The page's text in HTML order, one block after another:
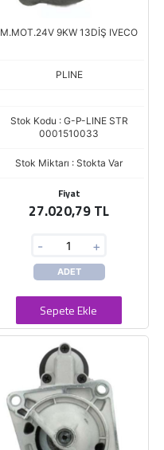
M.MOT.24V 9KW 13DİŞ IVECO
PLINE
Stok Kodu : G-P-LINE STR
0001510033
Stok Miktarı : Stokta Var
Fiyat
27.020,79 TL
- +
ADET
Sepete Ekle